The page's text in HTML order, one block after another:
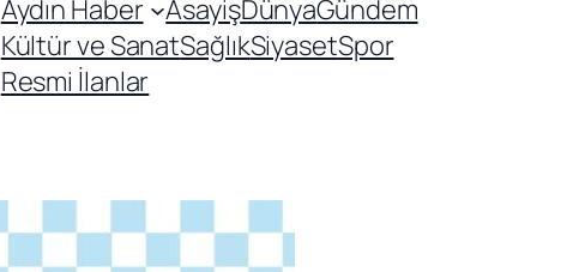
Aydın Haber AsayişDünyaGündem
Kültür ve SanatSağlıkSiyasetSpor
Resmi İlanlar